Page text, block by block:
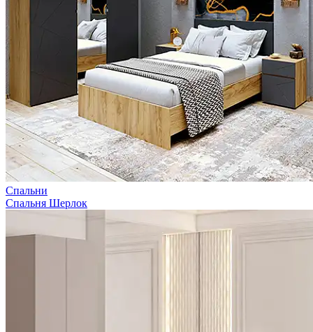
Спальни
Спальня Шерлок